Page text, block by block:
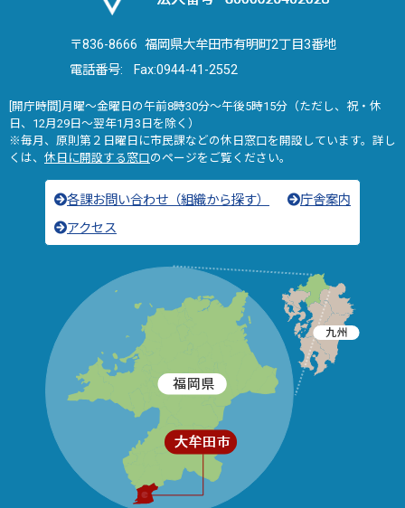
〒836-8666 福岡県大牟田市有明町2丁目3番地
電話番号: Fax:0944-41-2552
[開庁時間]月曜～金曜日の午前8時30分～午後5時15分（ただし、祝・休
日、12月29日～翌年1月3日を除く）
※毎月、原則第２日曜日に市民課などの休日窓口を開設しています。詳し
くは、 休日に開設する窓口のページをご覧ください。
各課お問い合わせ（組織から探す）
庁舎案内
アクセス